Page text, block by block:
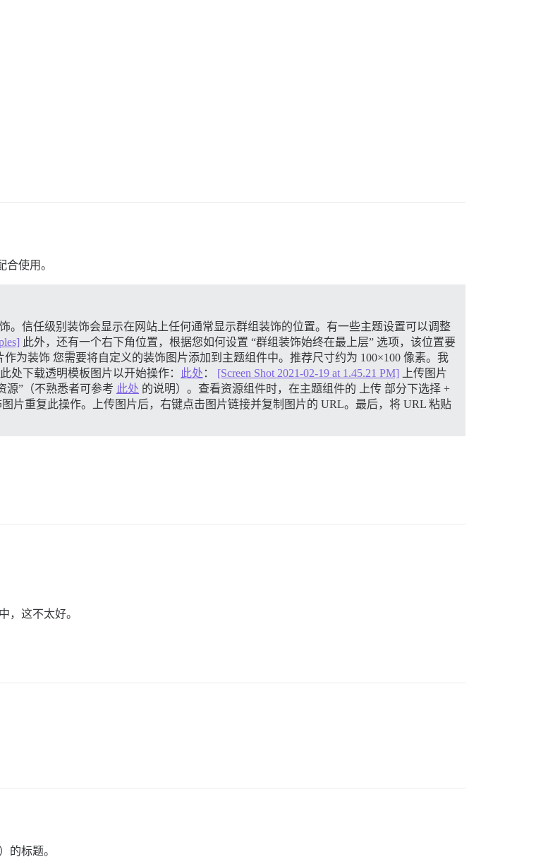
合使用。
。信任级别装饰会显示在网站上任何通常显示群组装饰的位置。有一些主题设置可以调整
此外，还有一个右下角位置，根据您如何设置 “群组装饰始终在最上层” 选项，该位置要
作为装饰 您需要将自定义的装饰图片添加到主题组件中。推荐尺寸约为 100×100 像素。我
处下载透明模板图片以开始操作：
此处 ： [Screen Shot 2021-02-19 at 1.45.21 PM] 上传图片
源”（不熟悉者可参考 此处 的说明）。查看资源组件时，在主题组件的 上传 部分下选择 +
片重复此操作。上传图片后，右键点击图片链接并复制图片的 URL。最后，将 URL 粘贴
，这不太好。
的标题。